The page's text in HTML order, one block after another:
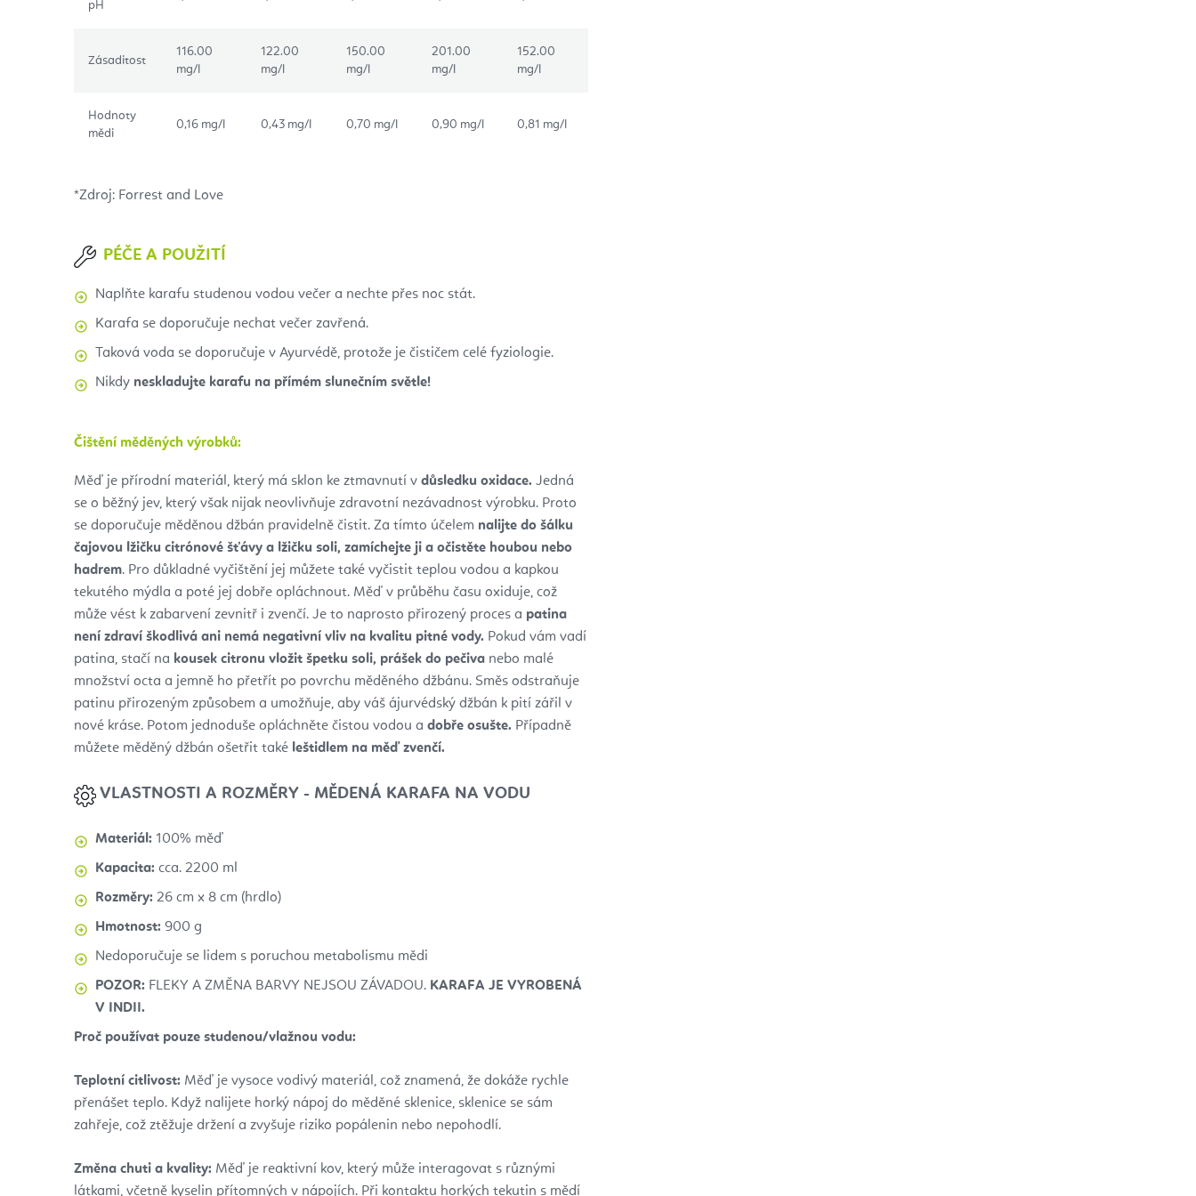
pH
Zásaditost
116.00
mg/l
122.00
mg/l
150.00
mg/l
201.00
mg/l
152.00
mg/l
Hodnoty
mědi
0,16 mg/l 0,43 mg/l 0,70 mg/l 0,90 mg/l 0,81 mg/l
*Zdroj: Forrest and Love
PÉČE A POUŽITÍ
Naplňte karafu studenou vodou večer a nechte přes noc stát.
Karafa se doporučuje nechat večer zavřená.
Taková voda se doporučuje v Ayurvédě, protože je čističem celé fyziologie.
Nikdy neskladujte karafu na přímém slunečním světle!
Čištění měděných výrobků:
Měď je přírodní materiál, který má sklon ke ztmavnutí v důsledku oxidace. Jedná
se o běžný jev, který však nijak neovlivňuje zdravotní nezávadnost výrobku. Proto
se doporučuje měděnou džbán pravidelně čistit. Za tímto účelem nalijte do šálku
čajovou lžičku citrónové šťávy a lžičku soli, zamíchejte ji a očistěte houbou nebo
hadrem. Pro důkladné vyčištění jej můžete také vyčistit teplou vodou a kapkou
tekutého mýdla a poté jej dobře opláchnout. Měď v průběhu času oxiduje, což
může vést k zabarvení zevnitř i zvenčí. Je to naprosto přirozený proces a patina
není zdraví škodlivá ani nemá negativní vliv na kvalitu pitné vody. Pokud vám vadí
patina, stačí na kousek citronu vložit špetku soli, prášek do pečiva nebo malé
množství octa a jemně ho přetřít po povrchu měděného džbánu. Směs odstraňuje
patinu přirozeným způsobem a umožňuje, aby váš ájurvédský džbán k pití zářil v
nové kráse. Potom jednoduše opláchněte čistou vodou a dobře osušte. Případně
můžete měděný džbán ošetřit také leštidlem na měď zvenčí.
VLASTNOSTI A ROZMĚRY - MĚDENÁ KARAFA NA VODU
Materiál: 100% měď
Kapacita: cca. 2200 ml
Rozměry: 26 cm x 8 cm (hrdlo)
Hmotnost: 900 g
Nedoporučuje se lidem s poruchou metabolismu mědi
POZOR: FLEKY A ZMĚNA BARVY NEJSOU ZÁVADOU. KARAFA JE VYROBENÁ
V INDII.
Proč používat pouze studenou/vlažnou vodu:
Teplotní citlivost: Měď je vysoce vodivý materiál, což znamená, že dokáže rychle
přenášet teplo. Když nalijete horký nápoj do měděné sklenice, sklenice se sám
zahřeje, což ztěžuje držení a zvyšuje riziko popálenin nebo nepohodlí.
Změna chuti a kvality: Měď je reaktivní kov, který může interagovat s různými
látkami, včetně kyselin přítomných v nápojích. Při kontaktu horkých tekutin s mědí